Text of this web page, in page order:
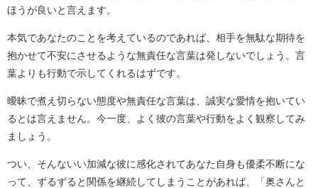
ほうが良いと言えます。
本気であなたのことを考えているのであれば、相手を無駄な期待を
抱かせて不安にさせるような無責任な言葉は発しないでしょう。言
葉よりも行動で示してくれるはずです。
曖昧で煮え切らない態度や無責任な言葉は、誠実な愛情を抱いてい
るとは言えません。今一度、よく彼の言葉や行動をよく観察してみ
ましょう。
つい、そんないい加減な彼に感化されてあなた自身も優柔不断にな
って、ずるずると関係を継続してしまうことがあれば、「奥さんと